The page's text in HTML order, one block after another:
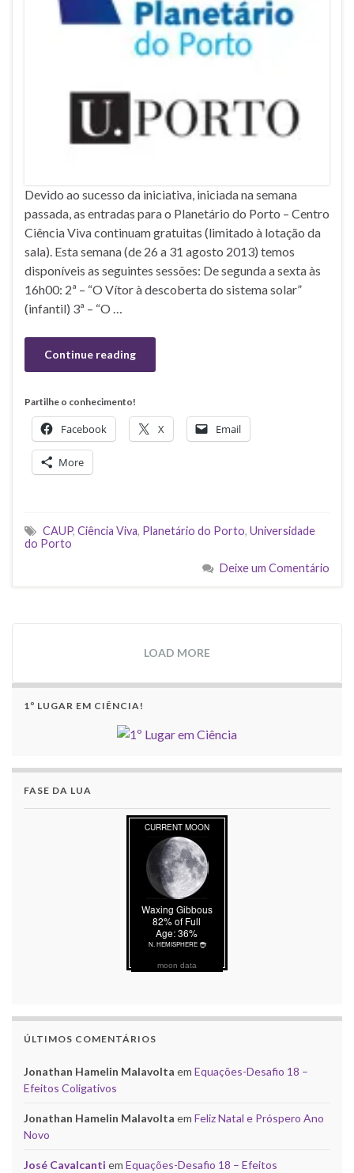
Devido ao sucesso da iniciativa, iniciada na semana
passada, as entradas para o Planetário do Porto – Centro
Ciência Viva continuam gratuitas (limitado à lotação da
sala). Esta semana (de 26 a 31 agosto 2013) temos
disponíveis as seguintes sessões: De segunda a sexta às
16h00: 2ª – “O Vítor à descoberta do sistema solar”
(infantil) 3ª – “O …
Continue reading
Partilhe o conhecimento!
Facebook X Email
More
CAUP, Ciência Viva, Planetário do Porto, Universidade
do Porto
Deixe um Comentário
LOAD MORE
1º LUGAR EM CIÊNCIA!
FASE DA LUA
moon data
ÚLTIMOS COMENTÁRIOS
Jonathan Hamelin Malavolta em Equações-Desafio 18 –
Efeitos Coligativos
Jonathan Hamelin Malavolta em Feliz Natal e Próspero Ano
Novo
José Cavalcanti em Equações-Desafio 18 – Efeitos